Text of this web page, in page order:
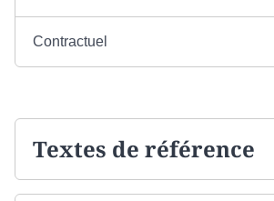
Contractuel
Textes de référence